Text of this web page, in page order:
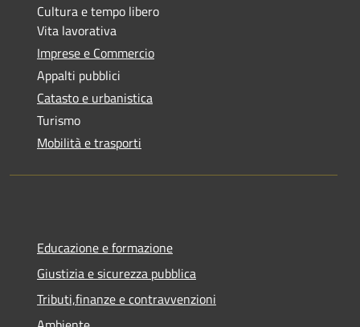
Cultura e tempo libero
Vita lavorativa
Imprese e Commercio
Appalti pubblici
Catasto e urbanistica
Turismo
Mobilità e trasporti
Educazione e formazione
Giustizia e sicurezza pubblica
Tributi,finanze e contravvenzioni